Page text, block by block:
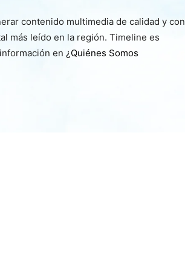
contenido multimedia de calidad y con
más leído en la región. Timeline es
en ¿Quiénes Somos